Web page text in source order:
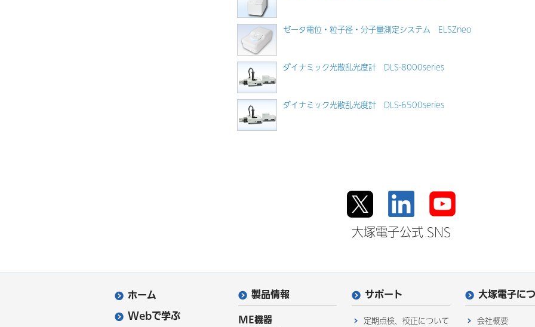
ゼータ電位・粒子径・分子量測定システム ELSZneo
ダイナミック光散乱光度計 DLS-8000series
ダイナミック光散乱光度計 DLS-6500series
大塚電子公式 SNS
ホーム
Webで学ぶ
製品情報
ME機器
サポート
定期点検、校正について
大塚電子に
会社概要